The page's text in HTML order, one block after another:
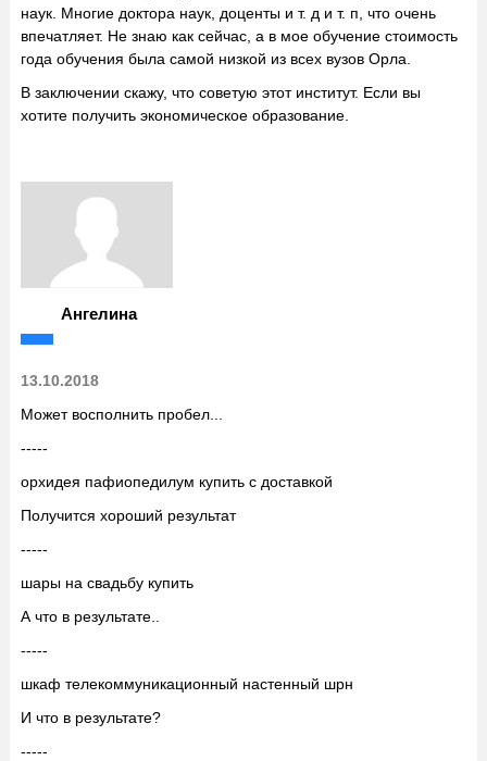
наук. Многие доктора наук, доценты и т. д и т. п, что очень
впечатляет. Не знаю как сейчас, а в мое обучение стоимость
года обучения была самой низкой из всех вузов Орла.
В заключении скажу, что советую этот институт. Если вы
хотите получить экономическое образование.
Ангелина
13.10.2018
Может восполнить пробел...
-----
орхидея пафиопедилум купить с доставкой
Получится хороший результат
-----
шары на свадьбу купить
А что в результате..
-----
шкаф телекоммуникационный настенный шрн
И что в результате?
-----